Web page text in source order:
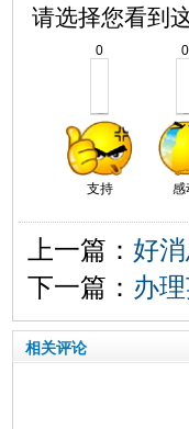
请选择您看到
0
支持
0
感
上一篇： 好
下一篇： 办
相关评论